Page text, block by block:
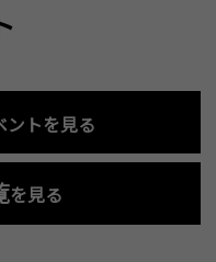
ントを見る
を見る